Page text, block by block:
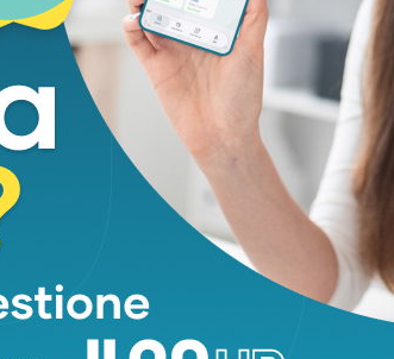
Stato totalitario che pensa che si
puo’ seguire gli ordini di
“Il conflitto tra Russia e
dal gas russo nella copertura
40% nel 2021, con 29 miliardi di
posto la necessità di adottare
approvvigionamenti nazionali”.